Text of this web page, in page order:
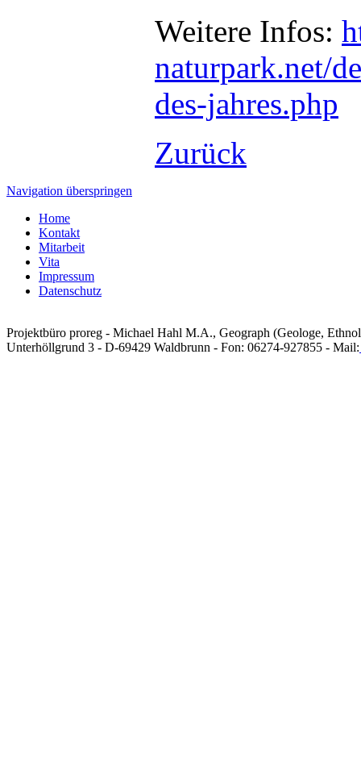
Weitere Infos:
naturpark.net/
des-jahres.php
Zurück
Navigation überspringen
Home
Kontakt
Mitarbeit
Vita
Impressum
Datenschutz
Projektbüro proreg - Michael Hahl M.A., Geograph (Geologe,
Unterhöllgrund 3 - D-69429 Waldbrunn - Fon: 06274-927855 - Mail: